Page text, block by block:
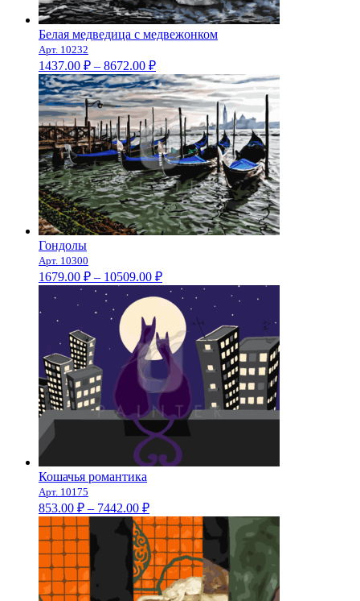
Белая медведица с медвежонком
Арт. 10232
1437.00 ₽ – 8672.00 ₽Диапазон
цен:
1437.00 ₽
–
8672.00 ₽
Гондолы
Арт. 10300
1679.00 ₽ – 10509.00 ₽Диапазон
цен:
1679.00 ₽
10509.00 ₽
Кошачья романтика
Арт. 10175
853.00 ₽ – 7442.00 ₽Диапазон
цен:
853.00 ₽
–
7442.00 ₽